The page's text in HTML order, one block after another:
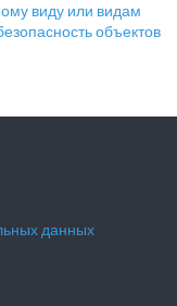
виду или видам
объектов
данных